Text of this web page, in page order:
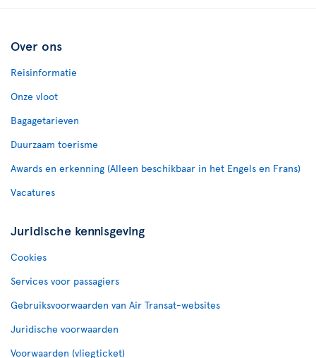
Over ons
Reisinformatie
Onze vloot
Bagagetarieven
Duurzaam toerisme
Awards en erkenning (Alleen beschikbaar in het Engels en Frans)
Vacatures
Juridische kennisgeving
Cookies
Services voor passagiers
Gebruiksvoorwaarden van Air Transat-websites
Juridische voorwaarden
Voorwaarden (vliegticket)